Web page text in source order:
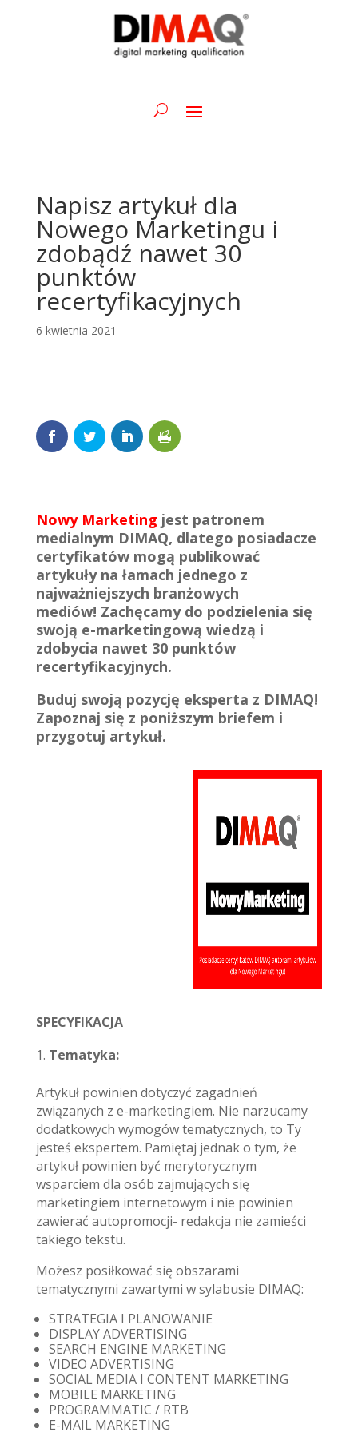
Napisz artykuł dla
Nowego Marketingu i
zdobądź nawet 30
punktów
recertyfikacyjnych
6 kwietnia 2021
Nowy Marketing jest patronem
medialnym DIMAQ, dlatego posiadacze
certyfikatów mogą publikować
artykuły na łamach jednego z
najważniejszych branżowych
mediów! Zachęcamy do podzielenia się
swoją e-marketingową wiedzą i
zdobycia nawet 30 punktów
recertyfikacyjnych.
Buduj swoją pozycję eksperta z DIMAQ!
Zapoznaj się z poniższym briefem i
przygotuj artykuł.
SPECYFIKACJA
Tematyka:
Artykuł powinien dotyczyć zagadnień
związanych z e-marketingiem. Nie narzucamy
dodatkowych wymogów tematycznych, to Ty
jesteś ekspertem. Pamiętaj jednak o tym, że
artykuł powinien być merytorycznym
wsparciem dla osób zajmujących się
marketingiem internetowym i nie powinien
zawierać autopromocji- redakcja nie zamieści
takiego tekstu.
Możesz posiłkować się obszarami
tematycznymi zawartymi w sylabusie DIMAQ:
STRATEGIA I PLANOWANIE
DISPLAY ADVERTISING
SEARCH ENGINE MARKETING
VIDEO ADVERTISING
SOCIAL MEDIA I CONTENT MARKETING
MOBILE MARKETING
PROGRAMMATIC / RTB
E-MAIL MARKETING